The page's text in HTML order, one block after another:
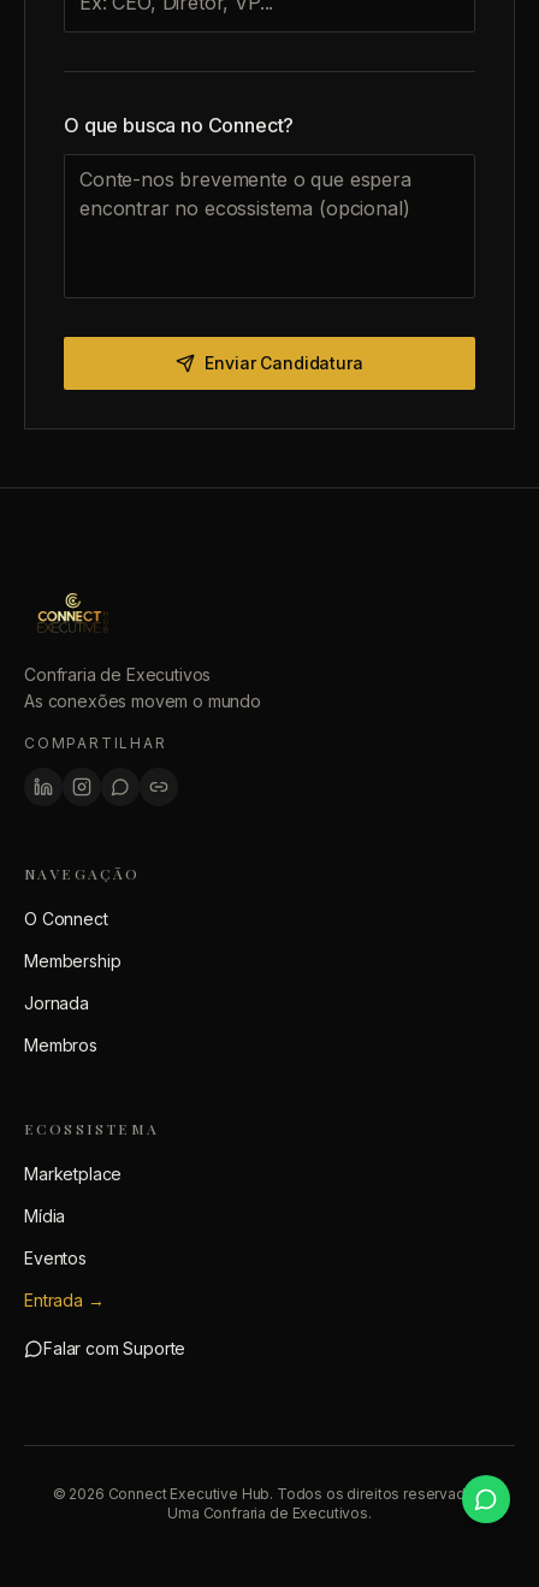
O que busca no Connect?
Enviar Candidatura
Confraria de Executivos
As conexões movem o mundo
COMPARTILHAR
NAVEGAÇÃO
O Connect
Membership
Jornada
Membros
ECOSSISTEMA
Marketplace
Mídia
Eventos
Entrada →
Falar com Suporte
© 2026 Connect Executive Hub. Todos os direitos reservados.
Uma Confraria de Executivos.